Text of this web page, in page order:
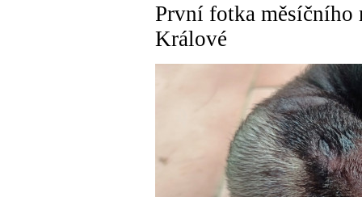
První fotka měsíčního
Králové